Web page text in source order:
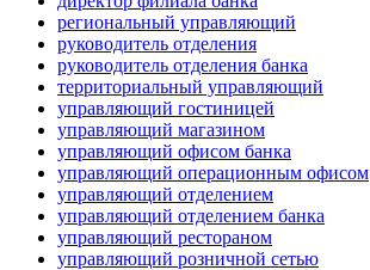
региональный управляющий
руководитель отделения
руководитель отделения банка
территориальный управляющий
управляющий гостиницей
управляющий магазином
управляющий офисом банка
управляющий операционным офисом
управляющий отделением
управляющий отделением банка
управляющий рестораном
управляющий розничной сетью